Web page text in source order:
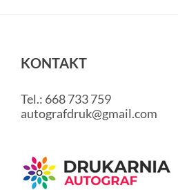
KONTAKT
Tel.: 668 733 759
autografdruk@gmail.com